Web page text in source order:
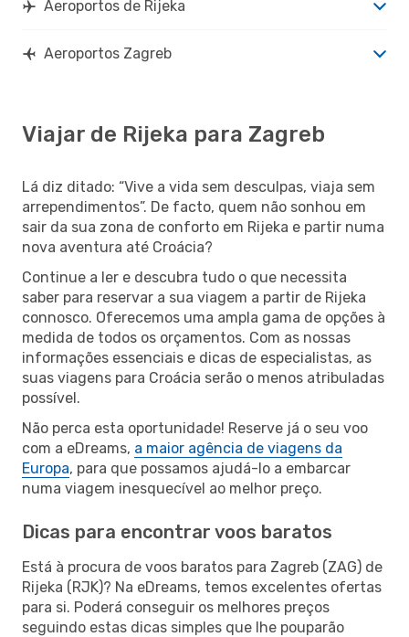
Aeroportos de Rijeka
Aeroportos Zagreb
Viajar de Rijeka para Zagreb
Lá diz ditado: “Vive a vida sem desculpas, viaja sem
arrependimentos”. De facto, quem não sonhou em
sair da sua zona de conforto em Rijeka e partir numa
nova aventura até Croácia?
Continue a ler e descubra tudo o que necessita
saber para reservar a sua viagem a partir de Rijeka
connosco. Oferecemos uma ampla gama de opções à
medida de todos os orçamentos. Com as nossas
informações essenciais e dicas de especialistas, as
suas viagens para Croácia serão o menos atribuladas
possível.
Não perca esta oportunidade! Reserve já o seu voo
com a eDreams, a maior agência de viagens da
Europa, para que possamos ajudá-lo a embarcar
numa viagem inesquecível ao melhor preço.
Dicas para encontrar voos baratos
Está à procura de voos baratos para Zagreb (ZAG) de
Rijeka (RJK)? Na eDreams, temos excelentes ofertas
para si. Poderá conseguir os melhores preços
seguindo estas dicas simples que lhe pouparão